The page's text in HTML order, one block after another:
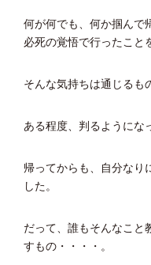
何が何でも、何か掴んで
必死の覚悟で行ったこと
そんな気持ちは通じるも
ある程度、判るようにな
帰ってからも、自分なり
した。
だって、誰もそんなこと
すもの・・・・。